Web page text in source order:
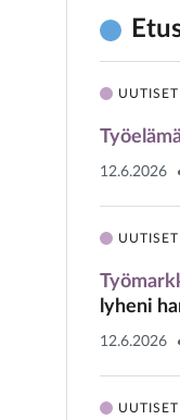
UUTISET
Työelämä
12.6.2026
UUTISET
lyheni
12.6.2026
UUTISET